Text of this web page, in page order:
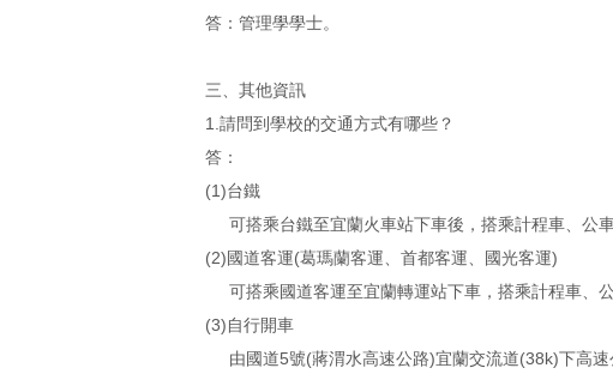
答：管理學學士。
三、其他資訊
1.請問到學校的交通方式有哪些？
答：
(1)台鐵
可搭乘台鐵至宜蘭火車站下車後，搭乘計程車、公
(2)國道客運(葛瑪蘭客運、首都客運、國光客運)
可搭乘國道客運至宜蘭轉運站下車，搭乘計程車、
(3)自行開車
由國道5號(蔣渭水高速公路)宜蘭交流道(38k)下高速